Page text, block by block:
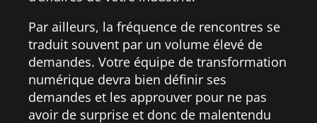
Par ailleurs, la fréquence de rencontres se
traduit souvent par un volume élevé de
demandes. Votre équipe de transformation
numérique devra bien définir ses
demandes et les approuver pour ne pas
avoir de surprise et donc de malentendu